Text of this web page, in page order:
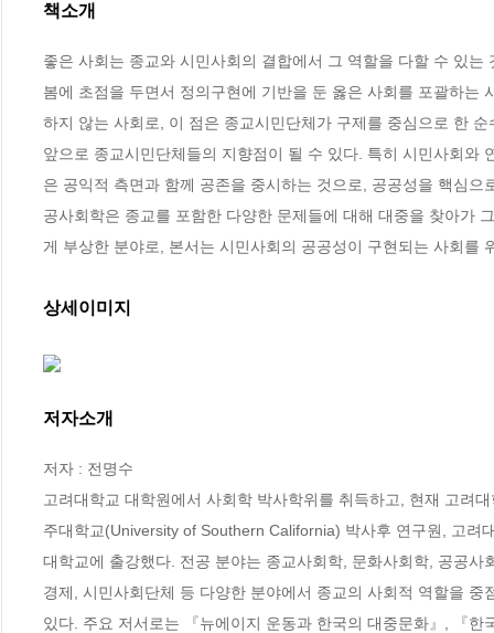
책소개
좋은 사회는 종교와 시민사회의 결합에서 그 역할을 다할 수 있
봄에 초점을 두면서 정의구현에 기반을 둔 옳은 사회를 포괄하는
하지 않는 사회로, 이 점은 종교시민단체가 구제를 중심으로 한
앞으로 종교시민단체들의 지향점이 될 수 있다. 특히 시민사회와
은 공익적 측면과 함께 공존을 중시하는 것으로, 공공성을 핵심
공사회학은 종교를 포함한 다양한 문제들에 대해 대중을 찾아가
게 부상한 분야로, 본서는 시민사회의 공공성이 구현되는 사회를
상세이미지
저자소개
저자 : 전명수
고려대학교 대학원에서 사회학 박사학위를 취득하고, 현재 고려
주대학교(University of Southern California) 박사후 연구원, 고려
대학교에 출강했다. 전공 분야는 종교사회학, 문화사회학, 공공
경제, 시민사회단체 등 다양한 분야에서 종교의 사회적 역할을
있다. 주요 저서로는 『뉴에이지 운동과 한국의 대중문화』, 『